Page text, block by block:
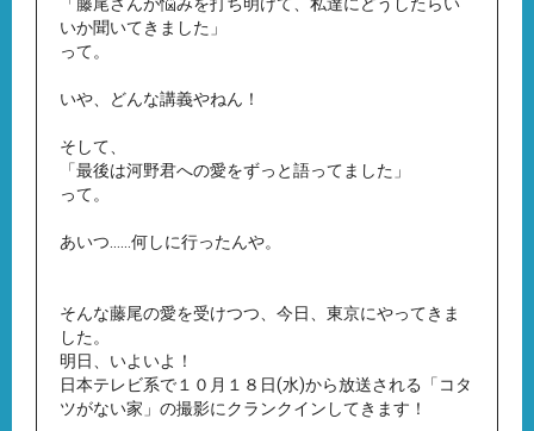
いか聞いてきました」
って。
いや、どんな講義やねん！
そして、
「最後は河野君への愛をずっと語ってました」
って。
あいつ……何しに行ったんや。
そんな藤尾の愛を受けつつ、今日、東京にやってきま
した。
明日、いよいよ！
日本テレビ系で１０月１８日(水)から放送される「コタ
ツがない家」の撮影にクランクインしてきます！